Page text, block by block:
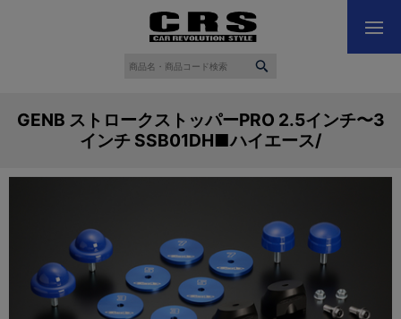
GENB ストロークストッパーPRO 2.5インチ〜3
インチ SSB01DH■ハイエース/